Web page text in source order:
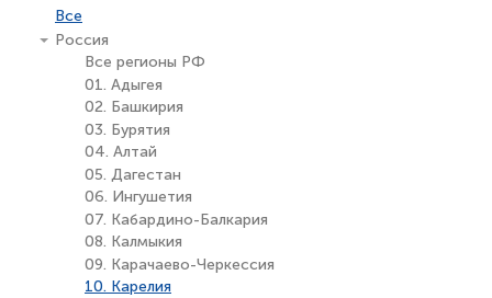
Все
Россия
Все регионы РФ
01. Адыгея
02. Башкирия
03. Бурятия
04. Алтай
05. Дагестан
06. Ингушетия
07. Кабардино-Балкария
08. Калмыкия
09. Карачаево-Черкессия
10. Карелия